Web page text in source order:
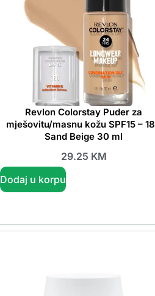
Revlon Colorstay Puder za
mješovitu/masnu kožu SPF15 –
Sand Beige 30 ml
29.25 KM
Dodaj u korpu